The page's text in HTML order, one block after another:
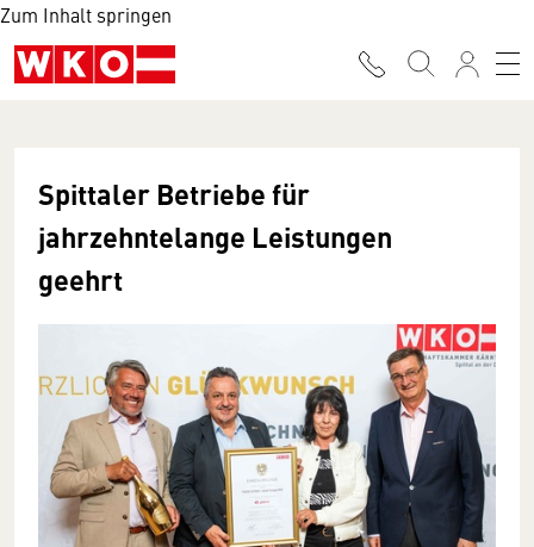
Zum Inhalt springen
Spittaler Betriebe für
jahrzehntelange Leistungen
geehrt